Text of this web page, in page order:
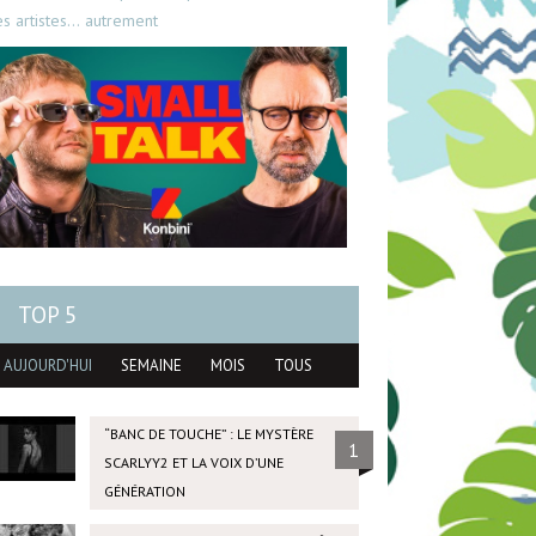
artistes… autrement
TOP 5
AUJOURD'HUI SEMAINE MOIS TOUS
“BANC DE TOUCHE” : LE MYSTÈRE
SCARLYY2 ET LA VOIX D’UNE
GÉNÉRATION
1